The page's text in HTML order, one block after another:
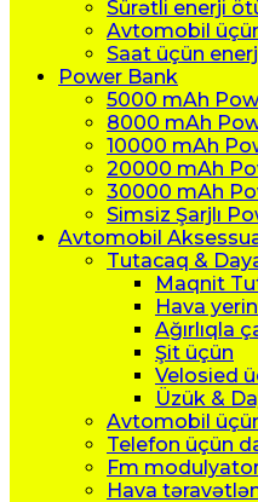
Sürətli enerji
Avtomobil
Saat üçün
Power Bank
5000 mAh
8000 mAh
10000 mAh
20000 mAh
30000 mAh
Simsiz Şarjlı
Avtomobil
Tutacaq &
Maqnit
Hava
Ağırlıqla
Şit üçün
Velosied
Üzük &
Avtomobil
Telefon üçün
Fm
Hava